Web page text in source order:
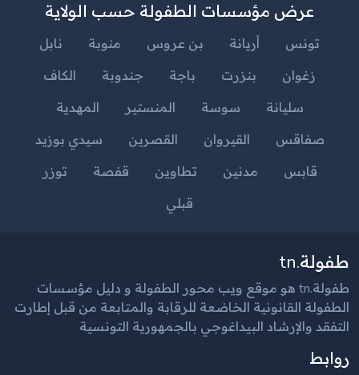
عرض مؤسسات الطفولة حسب الولاية
تونس أريانة بن عروس منوبة
نابل
زغوان
بنزرت باجة جندوبة
الكاف
سليانة
سوسة المنستير
المهدية
صفاقس
القيروان القصرين
سيدي بوزيد
قابس
مدنين تطاوين قفصة
توزر
قبلي
طفولة.tn
طفولة.tn هو موقع ويب محور الطفولة و دليل مؤسسات
الطفولة القانونية الخاضعة للرقابة والمتابعة من قبل إطارت
التفقد والإرشاد البيداغوجي بالجمهورية التونسية
روابط